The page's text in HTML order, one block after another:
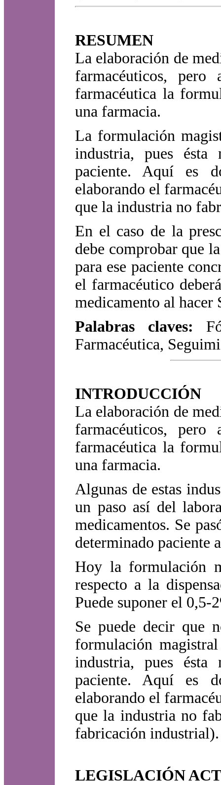
RESUMEN
La elaboración de
farmacéuticos,
farmacéutica la
una farmacia.
La formulación
industria, pues ésta
paciente. Aquí es
elaborando el
que la industria no
En el caso de la
debe comprobar que
para ese paciente
el farmacéutico
medicamento al hacer
Palabras claves:
Farmacéutica,
INTRODUCCIÓN
La elaboración de
farmacéuticos,
farmacéutica la
una farmacia.
Algunas de estas
un paso así del
medicamentos. Se
determinado paciente
Hoy la formulación
respecto a la
Puede suponer el 0,5-
Se puede decir que
formulación
industria, pues ésta
paciente. Aquí es
elaborando el
que la industria no
fabricación industrial).
LEGISLACIÓN